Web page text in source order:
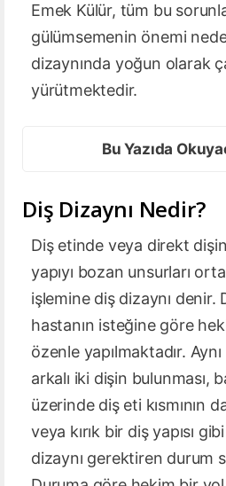
Emek Külür, tüm bu
gülümsemenin önemi
dizaynında yoğun olarak
yürütmektedir.
Bu Yazıda
Diş Dizaynı Nedir?
Diş etinde veya direkt
yapıyı bozan unsurları
işlemine diş dizaynı denir.
hastanın isteğine göre
özenle yapılmaktadır.
arkalı iki dişin bulunması,
üzerinde diş eti kısmının
veya kırık bir diş yapısı
dizaynı gerektiren durum